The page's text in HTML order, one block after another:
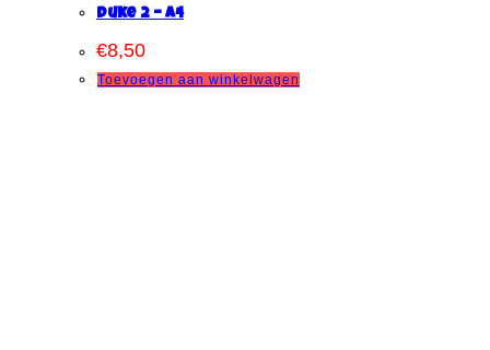
Duke 2 – A4
€8,50
Toevoegen aan winkelwagen